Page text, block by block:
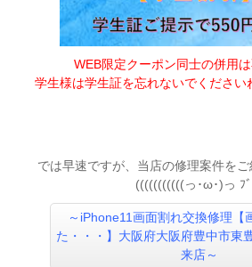
WEB限定クーポン同士の併用は
学生様は学生証を忘れないでください
では早速ですが、当店の修理案件を
(((((((((((っ･ω･)っ ﾌ
～iPhone11画面割れ交換修理【
た・・・】大阪府大阪府豊中市東
来店～